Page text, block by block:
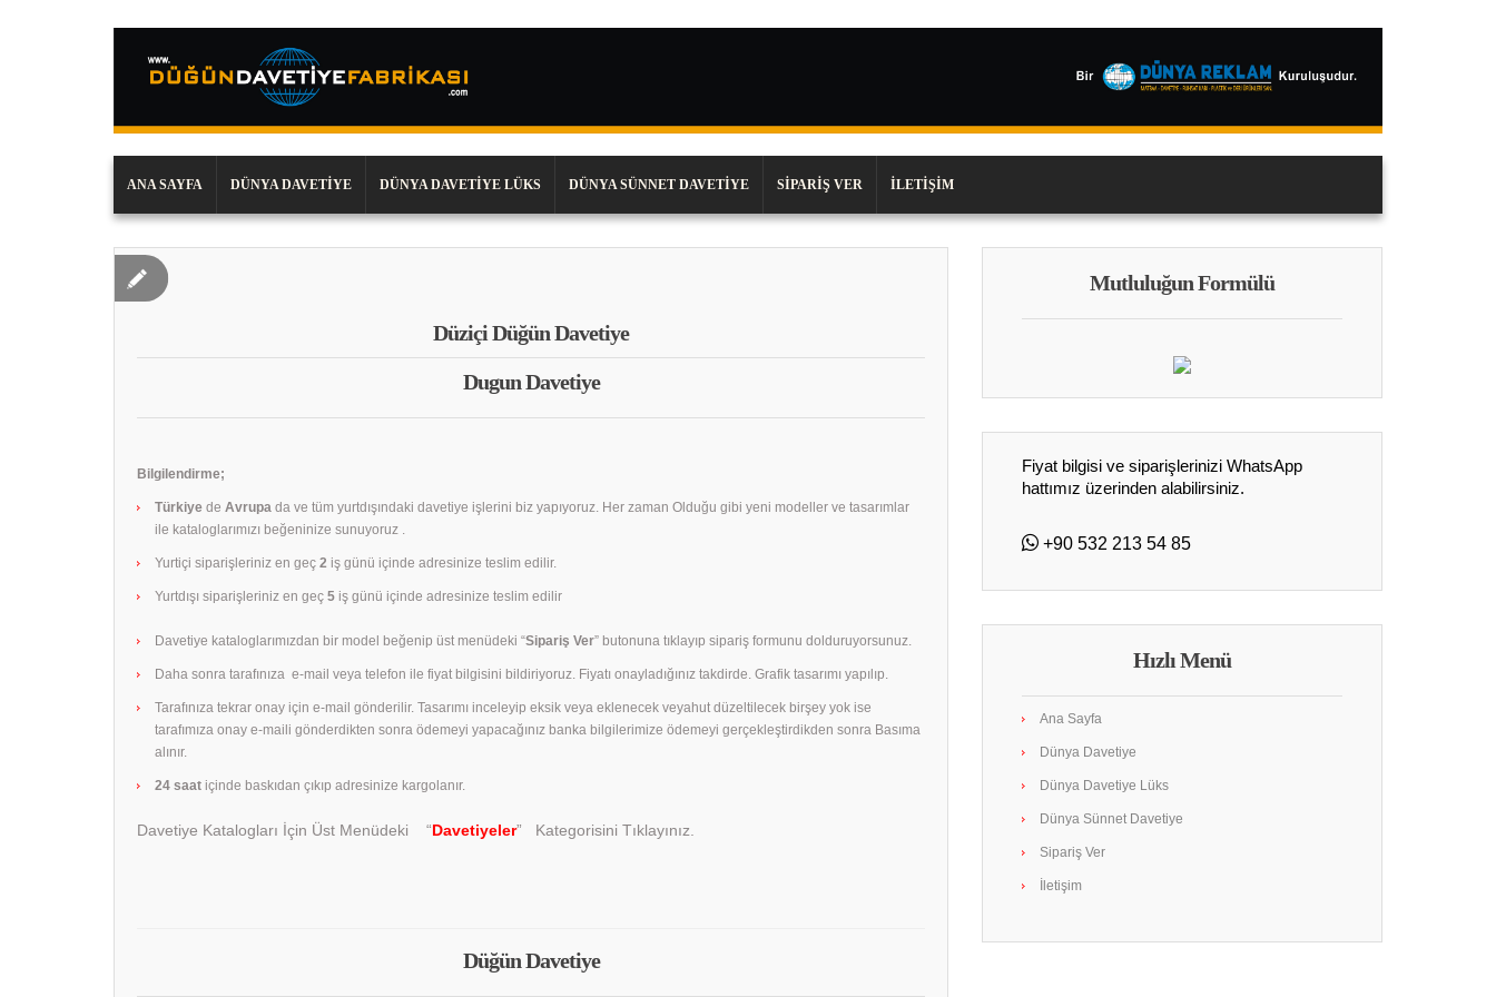
ANA SAYFA DÜNYA DAVETIYE DÜNYA DAVETIYE LÜKS DÜNYA SÜNNET DAVETIYE SIPARIŞ VER İLETIŞIM
Düziçi Düğün Davetiye
Dugun Davetiye
Bilgilendirme;
Türkiye de Avrupa da ve tüm yurtdışındaki davetiye işlerini biz yapıyoruz. Her zaman Olduğu gibi yeni modeller ve tasarımlar
ile kataloglarımızı beğeninize sunuyoruz .
Yurtiçi siparişleriniz en geç 2 iş günü içinde adresinize teslim edilir.
Yurtdışı siparişleriniz en geç 5 iş günü içinde adresinize teslim edilir
Davetiye kataloglarımızdan bir model beğenip üst menüdeki “Sipariş Ver” butonuna tıklayıp sipariş formunu dolduruyorsunuz.
Daha sonra tarafınıza e-mail veya telefon ile fiyat bilgisini bildiriyoruz. Fiyatı onayladığınız takdirde. Grafik tasarımı yapılıp.
Tarafınıza tekrar onay için e-mail gönderilir. Tasarımı inceleyip eksik veya eklenecek veyahut düzeltilecek birşey yok ise
tarafımıza onay e-maili gönderdikten sonra ödemeyi yapacağınız banka bilgilerimize ödemeyi gerçekleştirdikden sonra Basıma
alınır.
24 saat içinde baskıdan çıkıp adresinize kargolanır.
Davetiye Katalogları İçin Üst Menüdeki “Davetiyeler” Kategorisini Tıklayınız.
Düğün Davetiye
Mutluluğun Formülü
Fiyat bilgisi ve siparişlerinizi WhatsApp
hattımız üzerinden alabilirsiniz.
+90 532 213 54 85
Hızlı Menü
Ana Sayfa
Dünya Davetiye
Dünya Davetiye Lüks
Dünya Sünnet Davetiye
Sipariş Ver
İletişim